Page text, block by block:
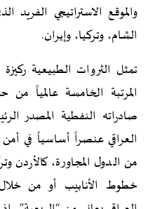
والموقع الاستراتيجي الفريد
الشام، وتركيا، وإيران.
تمثل الثروات الطبيعية
المرتبة الخامسة عالمياً
صادراته النفطية المصدر
العراقي عنصراً أساسياً في
من الدول المجاورة، كالأردن
خطوط الأنابيب أو من خلال